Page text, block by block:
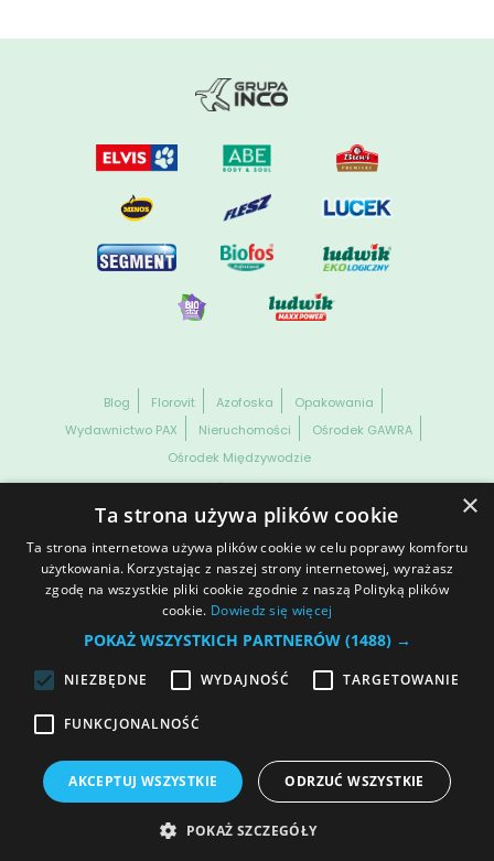
Blog Florovit Azofoska
Opakowania
Wydawnictwo PAX
Nieruchomości
Ośrodek GAWRA
Ośrodek Międzywodzie
WSZELKIE PRAWA ZASTRZEŻONE. GRUPA INCO S.A. INFORMACJE
ZAWARTE NA NASZEJ STRONIE NIE STANOWIĄ OFERTY HANDLOWEJ
W ROZUMIENIU OBOWIĄZUJĄCYCH PRZEPISÓW KODEKSU
CYWILNEGO CZY PRAWA HANDLOWEGO.
Dane spółki
Prawa autorskie
Informacja o plikach cookies
Ochrona danych osobowych
© 2025 | Polityka prywatności
Otwórz ustawienia cookies
Dołącz do nas
×
Ta strona używa plików cookie
Ta strona internetowa używa plików cookie w celu poprawy komfortu
użytkowania. Korzystając z naszej strony internetowej, wyrażasz
zgodę na wszystkie pliki cookie zgodnie z naszą Polityką plików
cookie. Dowiedz się więcej
POKAŻ WSZYSTKICH PARTNERÓW (1488) →
NIEZBĘDNE WYDAJNOŚĆ TARGETOWANIE
FUNKCJONALNOŚĆ
AKCEPTUJ WSZYSTKIE ODRZUĆ WSZYSTKIE
POKAŻ SZCZEGÓŁY